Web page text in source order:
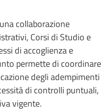
collaborazione
Corsi di Studio e
di accoglienza e
permette di coordinare
degli adempimenti
di controlli puntuali,
vigente.